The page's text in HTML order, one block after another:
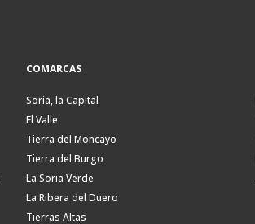
COMARCAS
Soria, la Capital
El Valle
Tierra del Moncayo
Tierra del Burgo
La Soria Verde
La Ribera del Duero
Tierras Altas